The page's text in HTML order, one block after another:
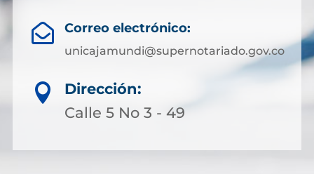
 Correo electrónico:
unicajamundi@supernotariado.gov.co

Dirección:
Calle 5 No 3 - 49